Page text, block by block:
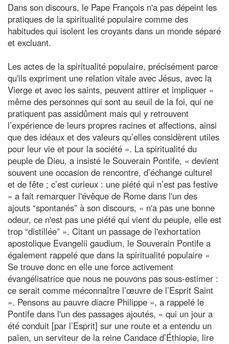
Dans son discours, le Pape François n'a pas dépeint les
pratiques de la spiritualité populaire comme des
habitudes qui isolent les croyants dans un monde séparé
et excluant.
Les actes de la spiritualité populaire, précisément parce
qu'ils expriment une relation vitale avec Jésus, avec la
Vierge et avec les saints, peuvent attirer et impliquer «
même des personnes qui sont au seuil de la foi, qui ne
pratiquent pas assidûment mais qui y retrouvent
l’expérience de leurs propres racines et affections, ainsi
que des idéaux et des valeurs qu’elles considèrent utiles
pour leur vie et pour la société ». La spiritualité du
peuple de Dieu, a insisté le Souverain Pontife, « devient
souvent une occasion de rencontre, d’échange culturel
et de fête ; c’est curieux : une piété qui n’est pas festive
» a fait remarquer l'évêque de Rome dans l'un des
ajouts “spontanés” à son discours, « n'a pas une bonne
odeur, ce n'est pas une piété qui vient du peuple, elle est
trop “distillée” ». Citant un passage de l'exhortation
apostolique Evangelii gaudium, le Souverain Pontife a
également rappelé que dans la spiritualité populaire «
Se trouve donc en elle une force activement
évangélisatrice que nous ne pouvons pas sous-estimer :
ce serait comme méconnaître l’œuvre de l’Esprit Saint
». Pensons au pauvre diacre Philippe », a rappelé le
Pontife dans l'un des passages ajoutés, « qui un jour a
été conduit [par l’Esprit] sur une route et a entendu un
païen, un serviteur de la reine Candace d’Éthiopie, lire